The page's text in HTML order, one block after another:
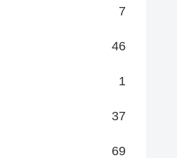
7
46
1
37
69